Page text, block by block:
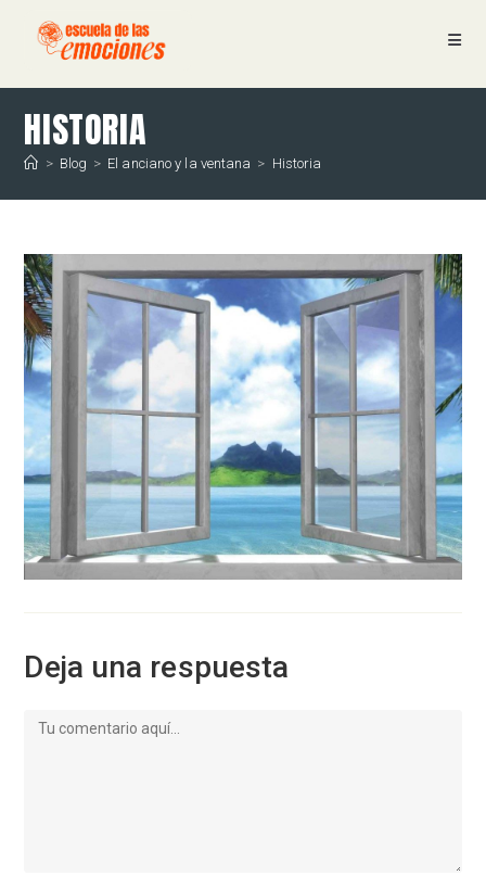
contenido
HISTORIA
> Blog > El anciano y la ventana > Historia
Deja una respuesta
Comentario